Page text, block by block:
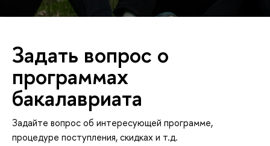
Задать вопрос о
программах
акалавриата
Задайте вопрос об интересующей программе,
процедуре поступления, скидках и т.д.